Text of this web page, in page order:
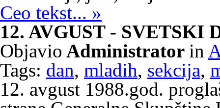
Ceo tekst... »
12. AVGUST - SVETSKI
Objavio Administrator in
Tags: dan, mladih, sekcija,
12. avgust 1988.god.